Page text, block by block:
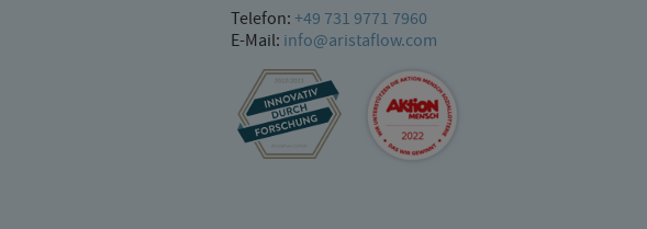
Telefon:+49 731 9771 7960
E-Mail: info@aristaflow.com